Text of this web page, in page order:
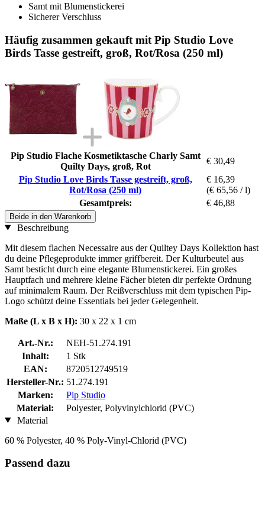
Samt mit Blumenstickerei
Sicherer Verschluss
Häufig zusammen gekauft mit Pip Studio Love
Birds Tasse gestreift, groß, Rot/Rosa (250 ml)
Pip Studio Flache Kosmetiktasche Charly Samt
Quilty Days, groß, Rot
€ 30,49
Pip Studio Love Birds Tasse gestreift, groß,
Rot/Rosa (250 ml)
€ 16,39
(€ 65,56 / l)
Gesamtpreis:
€ 46,88
Beide in den Warenkorb
Beschreibung
Mit diesem flachen Necessaire aus der Quiltey Days Kollektion hast
du deine Pflegeprodukte immer griffbereit. Der Kulturbeutel aus
Samt besticht durch eine elegante Blumenstickerei. Ein großes
Hauptfach und mehrere kleine Fächer bieten dir perfekte Ordnung
auf minimalem Raum. Der Reißverschluss mit dem typischen Pip-
Logo schützt deine Essentials bei jeder Gelegenheit.
Maße (L x B x H): 30 x 22 x 1 cm
Art.-Nr.:
NEH-51.274.191
Inhalt:
1 Stk
EAN:
8720512749519
Hersteller-Nr.: 51.274.191
Marken:
Pip Studio
Material:
Polyester, Polyvinylchlorid (PVC)
Material
60 % Polyester, 40 % Poly-Vinyl-Chlorid (PVC)
Passend dazu